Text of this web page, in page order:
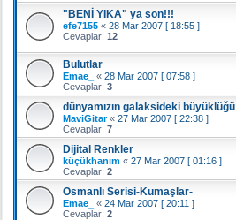
"BENİ YIKA" ya son!!!
efe7155 « 28 Mar 2007 [ 18:55 ]
Cevaplar: 12
Bulutlar
Emae_ « 28 Mar 2007 [ 07:58 ]
Cevaplar: 3
dünyamızın galaksideki büyüklüğü
MaviGitar« 27 Mar 2007 [ 22:38 ]
Cevaplar: 7
Dijital Renkler
küçükhanım « 27 Mar 2007 [ 01:16 ]
Cevaplar: 2
Osmanlı Serisi-Kumaşlar-
Emae_ « 24 Mar 2007 [ 20:11 ]
Cevaplar: 2